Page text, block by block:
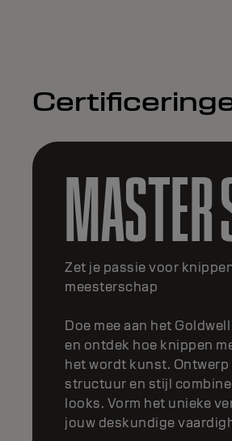
MASTER
Transformeer je passie
Programma leer je
volledig beheersen.
transformerende
permanenten tot